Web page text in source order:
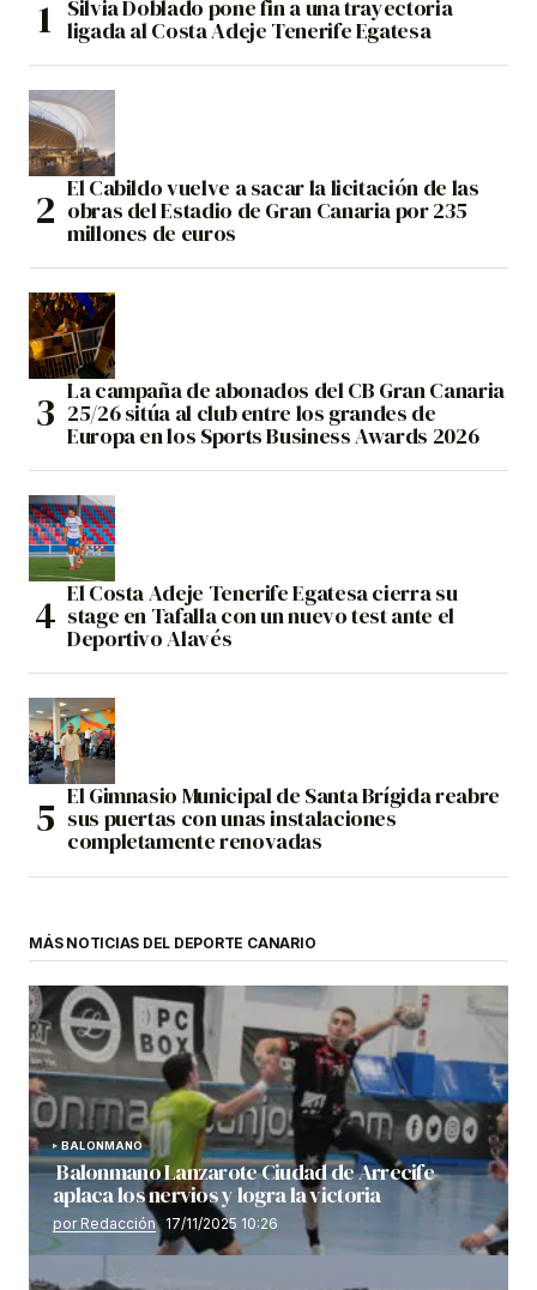
Silvia Doblado pone fin a una trayectoria
ligada al Costa Adeje Tenerife Egatesa
El Cabildo vuelve a sacar la licitación de las
obras del Estadio de Gran Canaria por 235
millones de euros
La campaña de abonados del CB Gran Canaria
25/26 sitúa al club entre los grandes de
Europa en los Sports Business Awards 2026
El Costa Adeje Tenerife Egatesa cierra su
stage en Tafalla con un nuevo test ante el
Deportivo Alavés
El Gimnasio Municipal de Santa Brígida reabre
sus puertas con unas instalaciones
completamente renovadas
MÁS NOTICIAS DEL DEPORTE CANARIO
BALONMANO
Balonmano Lanzarote Ciudad de Arrecife
aplaca los nervios y logra la victoria
por Redacción 17/11/2025 10:26